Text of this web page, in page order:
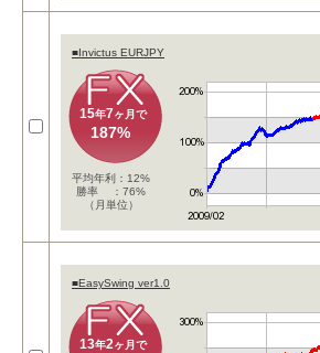
■Invictus EURJPY
15年7ヶ月で
187%
平均年利：12%
勝率 ：76%
（月単位）
■EasySwing ver1.0
13年2ヶ月で